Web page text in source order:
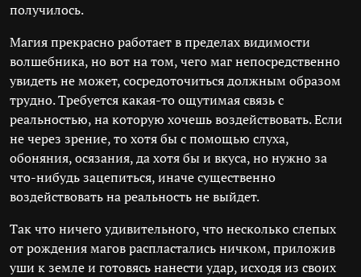
получилось.
Магия прекрасно работает в пределах видимости
волшебника, но вот на том, чего маг непосредственно
увидеть не может, сосредоточиться должным образом
трудно. Требуется какая-то ощутимая связь с
реальностью, на которую хочешь воздействовать. Если
не через зрение, то хотя бы с помощью слуха,
обоняния, осязания, да хотя бы и вкуса, но нужно за
что-нибудь зацепиться, иначе существенно
воздействовать на реальность не выйдет.
Так что ничего удивительного, что несколько слепых
от рождения магов распластались ничком, приложив
уши к земле и готовясь нанести удар, исходя из своих